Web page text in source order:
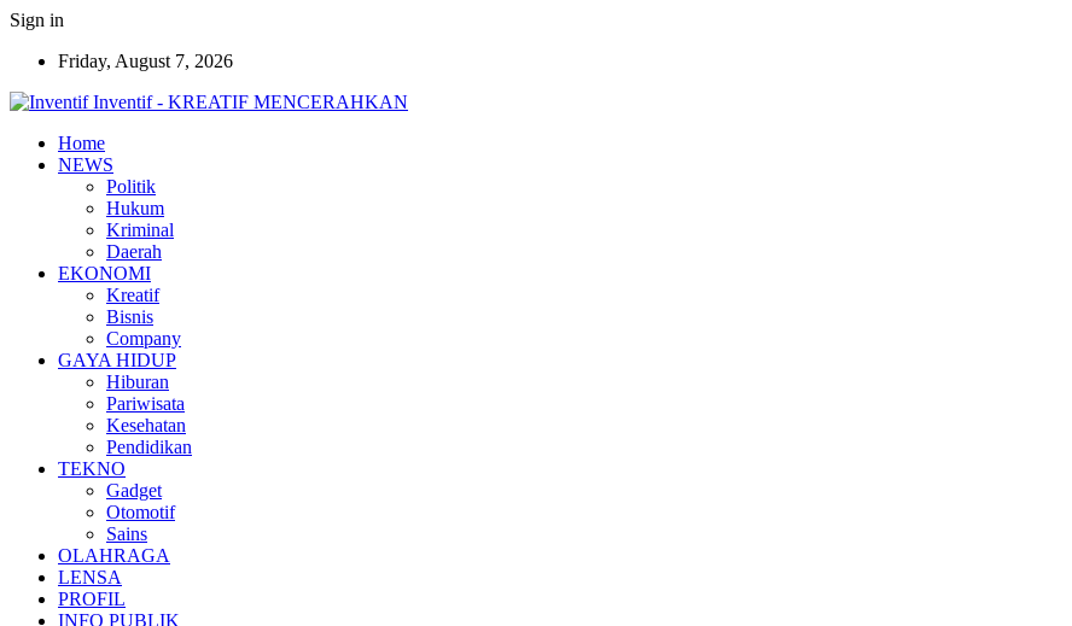
Sign in
Friday, August 7, 2026
Inventif - KREATIF MENCERAHKAN
Home
NEWS
Politik
Hukum
Kriminal
Daerah
EKONOMI
Kreatif
Bisnis
Company
GAYA HIDUP
Hiburan
Pariwisata
Kesehatan
Pendidikan
TEKNO
Gadget
Otomotif
Sains
OLAHRAGA
LENSA
PROFIL
INFO PUBLIK